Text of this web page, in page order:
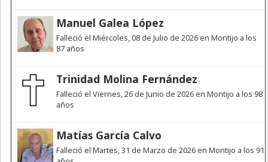
Manuel Galea López
Falleció el Miércoles, 08 de Julio de 2026 en Montijo a los
87 años
Trinidad Molina Fernández
Falleció el Viernes, 26 de Junio de 2026 en Montijo a los 98
años
Matías García Calvo
Falleció el Martes, 31 de Marzo de 2026 en Montijo a los 91